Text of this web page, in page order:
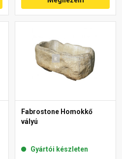
Fabrostone Homokkő
vályú
Gyártói készleten